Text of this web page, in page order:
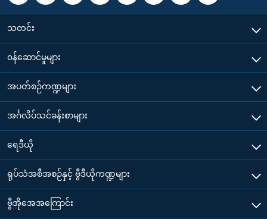
သတင်း
၀န်ဆောင်မှုများ
အပတ်စဉ်ကဏ္ဍများ
အင်္ဂလိပ်သင်ခန်းစာများ
ရေဒီယို
ရုပ်သံအစီအစဉ်နှင့် ဗွီဒီယိုကဏ္ဍများ
ဗွီအိုအေအကြောင်း